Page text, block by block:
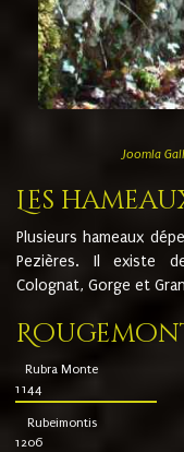
Joomla
Les
Plusieurs hameaux
Pezières. Il existe
Colognat, Gorge et
Rubra Monte
1144
Rubeimontis
1206